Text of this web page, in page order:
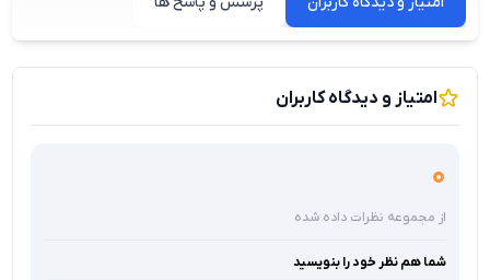
امتیاز و دیدگاه کاربران
0
از مجموعه نظرات داده شده
شما هم نظر خود را بنویسید